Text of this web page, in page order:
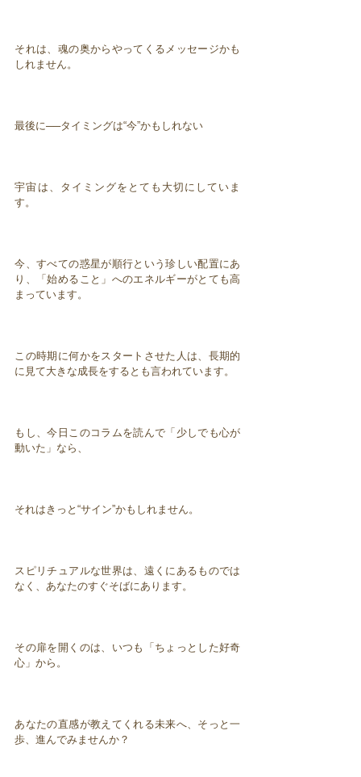
それは、魂の奥からやってくるメッセージかも
しれません。
最後に──タイミングは“今”かもしれない
宇宙は、タイミングをとても大切にしていま
す。
今、すべての惑星が順行という珍しい配置にあ
り、「始めること」へのエネルギーがとても高
まっています。
この時期に何かをスタートさせた人は、長期的
に見て大きな成長をするとも言われています。
もし、今日このコラムを読んで「少しでも心が
動いた」なら、
それはきっと“サイン”かもしれません。
スピリチュアルな世界は、遠くにあるものでは
なく、あなたのすぐそばにあります。
その扉を開くのは、いつも「ちょっとした好奇
心」から。
あなたの直感が教えてくれる未来へ、そっと一
歩、進んでみませんか？